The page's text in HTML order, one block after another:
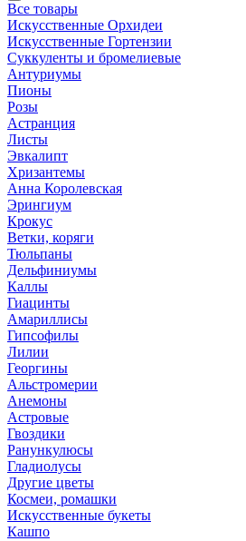
Все товары
Искусственные Орхидеи
Искусственные Гортензии
Суккуленты и бромелиевые
Антуриумы
Пионы
Розы
Астранция
Листы
Эвкалипт
Хризантемы
Анна Королевская
Эрингиум
Крокус
Ветки, коряги
Тюльпаны
Дельфиниумы
Каллы
Гиацинты
Амариллисы
Гипсофилы
Лилии
Георгины
Альстромерии
Анемоны
Астровые
Гвоздики
Ранункулюсы
Гладиолусы
Другие цветы
Космеи, ромашки
Искусственные букеты
Кашпо